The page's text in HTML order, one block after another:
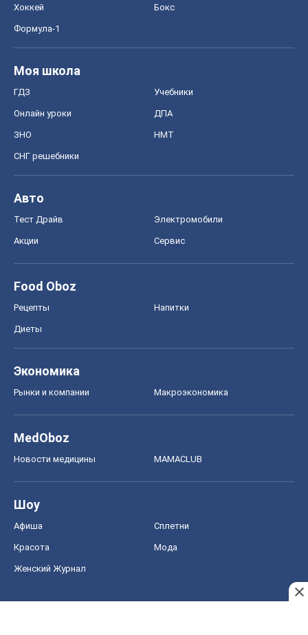
Хоккей Бокс
Формула-1
Моя школа
ГДЗ Учебники
Онлайн уроки ДПА
ЗНО НМТ
СНГ решебники
Авто
Тест Драйв Электромобили
Акции Сервис
Food Oboz
Рецепты Напитки
Диеты
Экономика
Рынки и компании Mакроэкономика
MedOboz
Новости медицины MAMACLUB
Шоу
Афиша Сплетни
Красота Мода
Женский Журнал